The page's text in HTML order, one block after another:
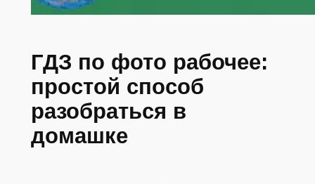
ГДЗ по фото рабочее:
простой способ
разобраться в
домашке